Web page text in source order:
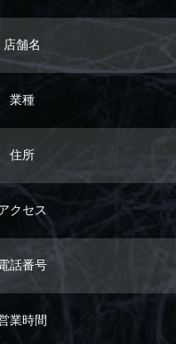
店舗名
業種
住所
クセス
話番号
業時間